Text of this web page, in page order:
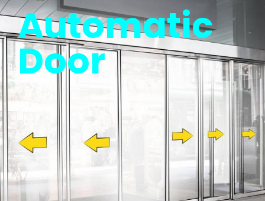
Automatic
Door